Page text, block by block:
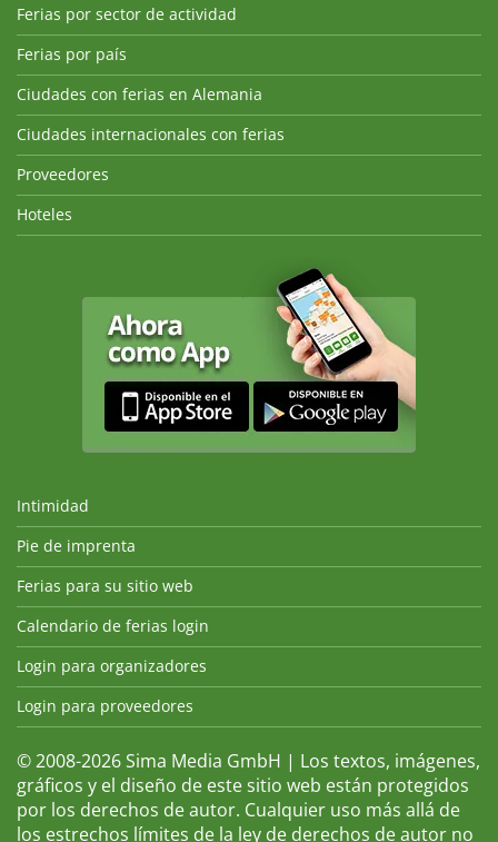
Ferias por sector de actividad
Ferias por país
Ciudades con ferias en Alemania
Ciudades internacionales con ferias
Proveedores
Hoteles
Intimidad
Pie de imprenta
Ferias para su sitio web
Calendario de ferias login
Login para organizadores
Login para proveedores
© 2008-2026 Sima Media GmbH | Los textos, imágenes,
gráficos y el diseño de este sitio web están protegidos
por los derechos de autor. Cualquier uso más allá de
los estrechos límites de la ley de derechos de autor no